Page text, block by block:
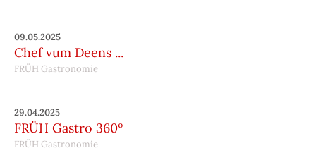
09.05.2025
Chef vum Deens ...
FRÜH Gastronomie
29.04.2025
FRÜH Gastro 360º
FRÜH Gastronomie